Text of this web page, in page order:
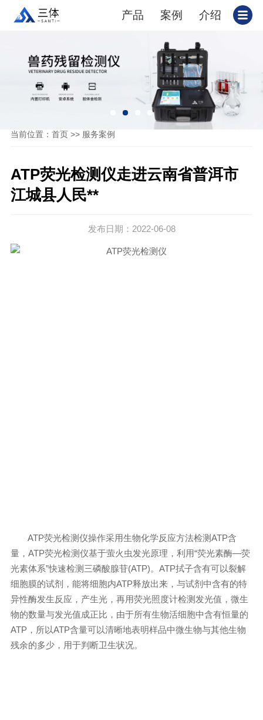
产品 案例 介绍
当前位置： 首页>> 服务案例
ATP荧光检测仪走进云南省普洱市
江城县人民**
发布日期：2022-06-08
ATP荧光检测仪操作采用生物化学反应方法检测ATP含
量，ATP荧光检测仪基于萤火虫发光原理，利用“荧光素酶—荧
光素体系”快速检测三磷酸腺苷(ATP)。ATP拭子含有可以裂解
细胞膜的试剂，能将细胞内ATP释放出来，与试剂中含有的特
异性酶发生反应，产生光，再用荧光照度计检测发光值，微生
物的数量与发光值成正比，由于所有生物活细胞中含有恒量的
ATP，所以ATP含量可以清晰地表明样品中微生物与其他生物
残余的多少，用于判断卫生状况。